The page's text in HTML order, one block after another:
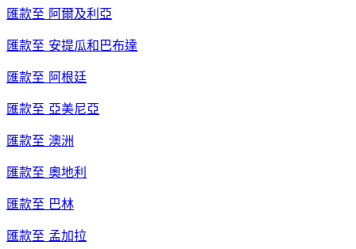
匯款至 阿爾及利亞
匯款至 安提瓜和巴布達
匯款至 阿根廷
匯款至 亞美尼亞
匯款至 澳洲
匯款至 奧地利
匯款至 巴林
匯款至 孟加拉